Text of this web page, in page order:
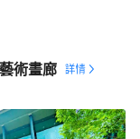
術畫廊